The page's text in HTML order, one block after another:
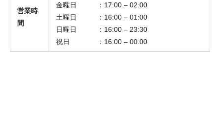
営業時
間
金曜日 ：17:00 – 02:00
土曜日 ：16:00 – 01:00
日曜日 ：16:00 – 23:30
祝日 ：16:00 – 00:00